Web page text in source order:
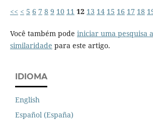
<< < 5 6 7 8 9 10 11 12 13 14 15 16 17 18
Você também pode iniciar uma pesquisa
similaridade para este artigo.
IDIOMA
English
Español (España)